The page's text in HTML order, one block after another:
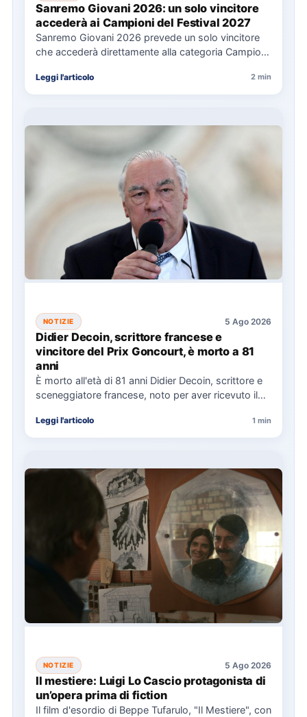
Sanremo Giovani 2026: un solo vincitore
accederà ai Campioni del Festival 2027
Sanremo Giovani 2026 prevede un solo vincitore
che accederà direttamente alla categoria Campioni
Leggi l'articolo 2 min
NOTIZIE 5 Ago 2026
Didier Decoin, scrittore francese e
vincitore del Prix Goncourt, è morto a 81
anni
È morto all'età di 81 anni Didier Decoin, scrittore e
sceneggiatore francese, noto per aver ricevuto il
Leggi l'articolo 1 min
NOTIZIE 5 Ago 2026
Il mestiere: Luigi Lo Cascio protagonista di
un’opera prima di fiction
Il film d'esordio di Beppe Tufarulo, "Il Mestiere", con